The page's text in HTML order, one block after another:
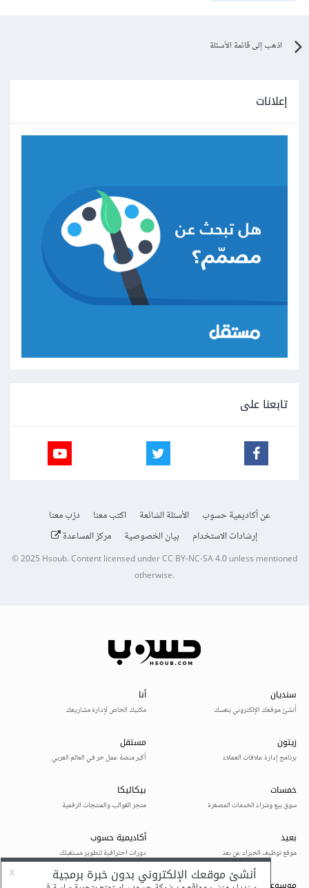
اذهب إلى قائمة الأسئلة
إعلانات
تابعنا على
عن أكاديمية حسوب الأسئلة الشائعة اكتب معنا
درّب معنا
إرشادات الاستخدام
بيان الخصوصية مركز المساعدة
© 2025Hsoub.Content licensed underCC BY-NC-SA 4.0unless mentioned
otherwise.